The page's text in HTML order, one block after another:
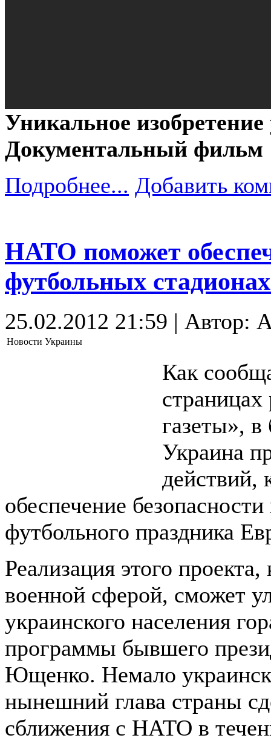
Уникальное
Документальный фильм
Подробнее... Добавить
НАТО поможет
футбольных
25.02.2012 21:59 | Автор:
Новости Украины
Как
газеты»,
Украина
действий,
обеспечение
футбольного праздника
Реализация этого
военной сферой, сможет
украинского населения
программы бывшего
Ющенко. Немало
нынешний глава страны
сближения с НАТО в